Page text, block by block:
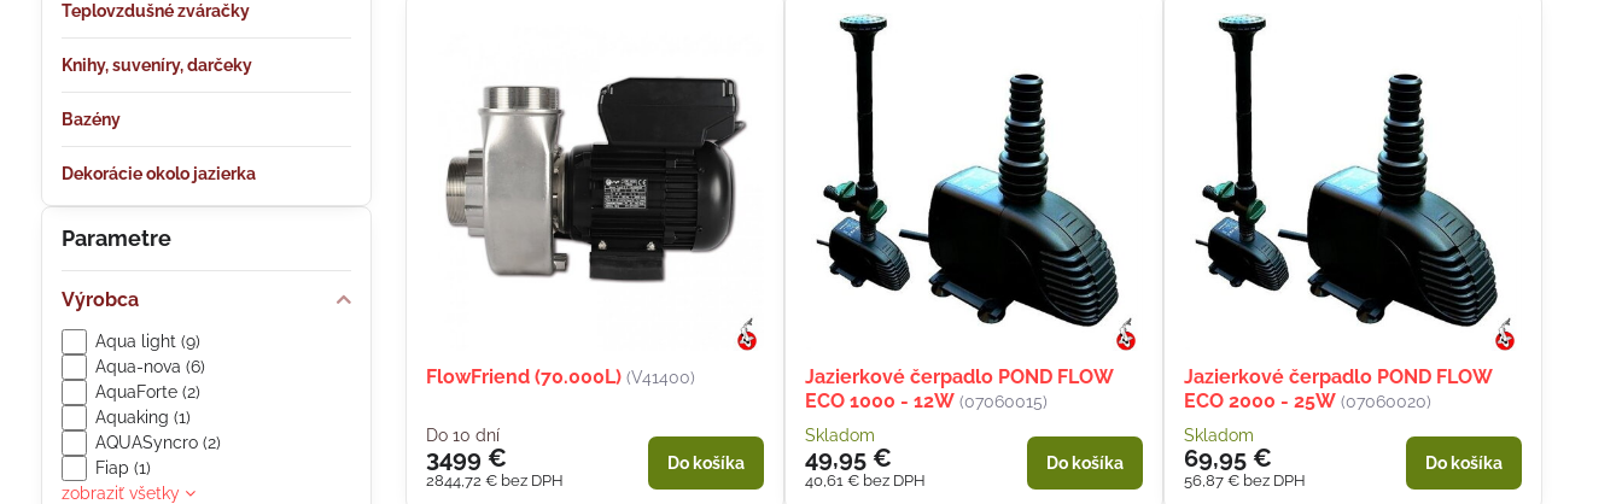
FlowFriend (70.000L) (V41400)
Do 10 dní
3499 €
2844,72 € bez DPH
Do košíka
Jazierkové čerpadlo POND FLOW
ECO 1000 - 12W (07060015)
Skladom
49,95 €
40,61 € bez DPH
Do košíka
Jazierkové čerpadlo POND FLOW
ECO 2000 - 25W (07060020)
Skladom
69,95 €
56,87 € bez DPH
Do košíka
Parametre
Výrobca
Aqua light (9)
Aqua-nova (6)
AquaForte (2)
Aquaking (1)
AQUASyncro (2)
Fiap (1)
zobraziť všetky
Teplovzdušné zváračky
Knihy, suveníry, darčeky
Bazény
Dekorácie okolo jazierka